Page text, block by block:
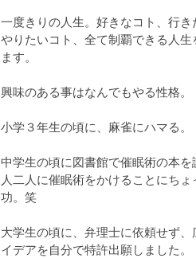
一度きりの人生。好きなコト、行き
やりたいコト、全て制覇できる人生
ます。
興味のある事はなんでもやる性格。
小学３年生の頃に、麻雀にハマる。
中学生の頃に図書館で催眠術の本を
人二人に催眠術をかけることにちょ
功。笑
大学生の頃に、弁理士に依頼せず、
イデアを自分で特許出願しました。